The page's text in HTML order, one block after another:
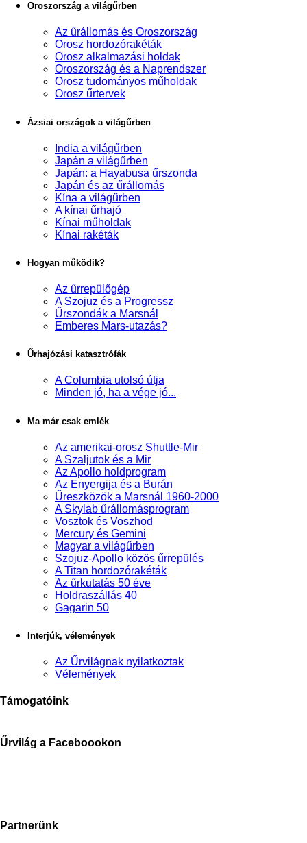
Oroszország a világűrben
Az űrállomás és Oroszország
Orosz hordozórakéták
Orosz alkalmazási holdak
Oroszország és a Naprendszer
Orosz tudományos műholdak
Orosz űrtervek
Ázsiai országok a világűrben
India a világűrben
Japán a világűrben
Japán: a Hayabusa űrszonda
Japán és az űrállomás
Kína a világűrben
A kínai űrhajó
Kínai műholdak
Kínai rakéták
Hogyan működik?
Az űrrepülőgép
A Szojuz és a Progressz
Űrszondák a Marsnál
Emberes Mars-utazás?
Űrhajózási katasztrófák
A Columbia utolsó útja
Minden jó, ha a vége jó...
Ma már csak emlék
Az amerikai-orosz Shuttle-Mir
A Szaljutok és a Mir
Az Apollo holdprogram
Az Enyergija és a Burán
Űreszközök a Marsnál 1960-2000
A Skylab űrállomásprogram
Vosztok és Voszhod
Mercury és Gemini
Magyar a világűrben
Szojuz-Apollo közös űrrepülés
A Titan hordozórakéták
Az űrkutatás 50 éve
Holdraszállás 40
Gagarin 50
Interjúk, vélemények
Az Űrvilágnak nyilatkoztak
Vélemények
Támogatóink
Űrvilág a Faceboookon
Partnerünk